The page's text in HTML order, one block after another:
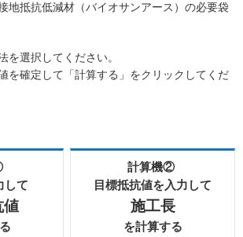
地抵抗低減材（バイオサンアース）の必要袋
を選択してください。
を確定して「計算する」をクリックしてくだ
して
値
計算機②
目標抵抗値を入力して
施工長
を計算する